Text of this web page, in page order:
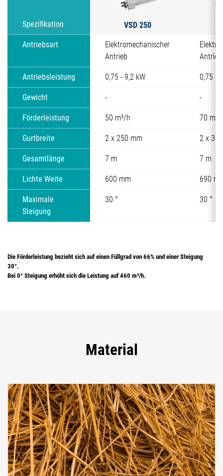
Spezifikation VSD 250
Antriebsart
Elektromechanischer
Antrieb
Antrieb
Antriebsleistung 0,75 - 9,2 kW 0,75 -
Gewicht - -
Förderleistung 50 m³/h 70 m³/
Gurtbreite 2 x 250 mm 2 x
Gesamtlänge 7 m 7 m
Lichte Weite 600 mm 690
Maximale
Steigung
30 ° 30 °
Die Förderleistung bezieht sich auf einen Füllgrad von 66% und einer Steigung
30°.
Bei 0° Steigung erhöht sich die Leistung auf 460 m³/h.
Material